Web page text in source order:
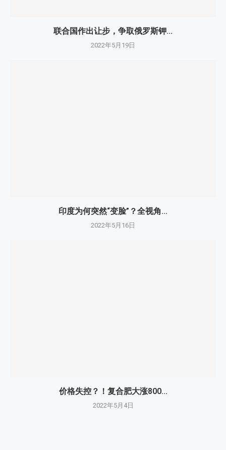
联合国作出让步，争取俄罗斯钾...
2022年5月19日
印度为何突然“变脸”？全视角...
2022年5月16日
价格失控？！复合肥大涨800...
2022年5月4日